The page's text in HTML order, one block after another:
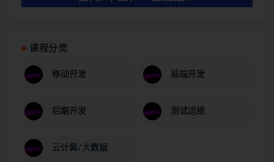
课程分类
移动开发 前端开发
后端开发 测试运维
云计算/大数据